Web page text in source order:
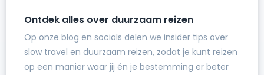
Ontdek alles over duurzaam reizen
Op onze blog en socials delen we insider tips over
slow travel en duurzaam reizen, zodat je kunt reizen
op een manier waar jij én je bestemming er beter